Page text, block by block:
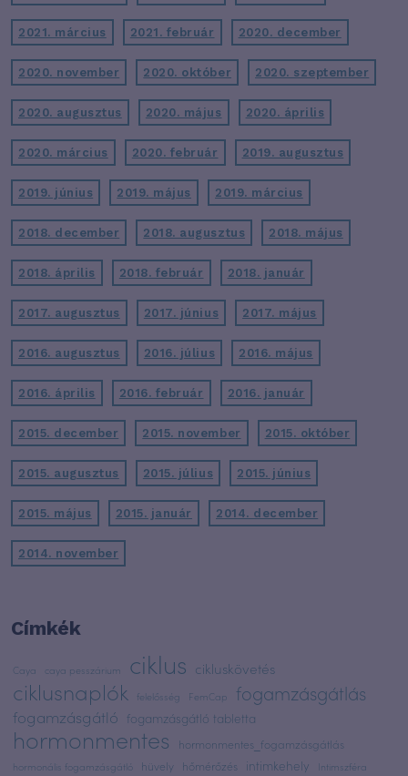
2021. március 2021. február 2020. december
2020. november 2020. október 2020. szeptember
2020. augusztus 2020. május 2020. április
2020. március 2020. február 2019. augusztus
2019. június 2019. május 2019. március
2018. december 2018. augusztus 2018. május
2018. április 2018. február 2018. január
2017. augusztus 2017. június 2017. május
2016. augusztus 2016. július 2016. május
2016. április 2016. február 2016. január
2015. december 2015. november 2015. október
2015. augusztus 2015. július 2015. június
2015. május 2015. január 2014. december
2014. november
Címkék
Caya caya pesszárium ciklus cikluskövetés
ciklusnaplók felelősség FemCap fogamzásgátlás
fogamzásgátló fogamzásgátló tabletta
hormonmentes hormonmentes_fogamzásgátlás
hormonális fogamzásgátló hüvely hőmérőzés intimkehely
Intimszféra